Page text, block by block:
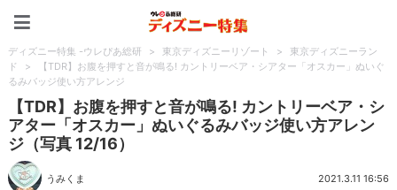
ディズニー特集 -ウレぴあ総研 > 東京ディズニーリゾート >
東京ディズニーラン
ド
>
【TDR】お腹を押すと音が鳴る! カントリーベア・シアター「オスカー」ぬいぐ
るみバッジ使い方アレンジ
【TDR】お腹を押すと音が鳴る! カントリーベア・シ
アター「オスカー」ぬいぐるみバッジ使い方アレン
ジ（写真 12/16）
うみくま 2021.3.11 16:56